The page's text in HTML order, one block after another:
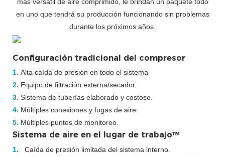
en uno que tendrá su producción funcionando sin problemas
durante los próximos años.
Configuración tradicional del compresor
1. Alta caída de presión en todo el sistema
2. Equipo de filtración externa/secador.
3. Sistema de tuberías elaborado y costoso.
4. Múltiples conexiones y fugas de aire.
5. Múltiples puntos de monitoreo.
Sistema de aire en el lugar de trabajo™
1.
Caída de presión limitada del sistema interno.